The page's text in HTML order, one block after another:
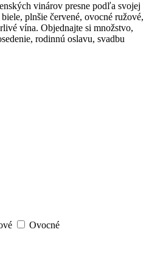
vinárov presne podľa svojej
plnšie červené, ovocné ružové,
vína. Objednajte si množstvo,
rodinnú oslavu, svadbu
Ovocné